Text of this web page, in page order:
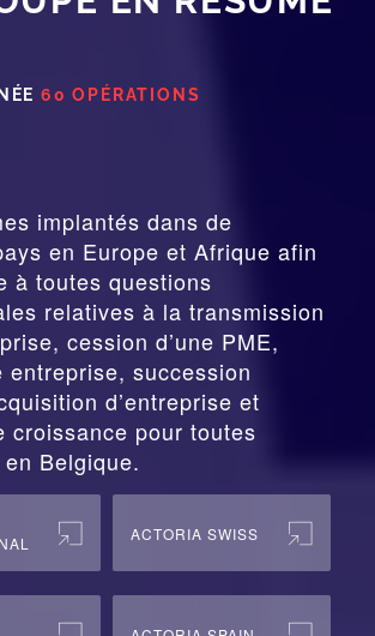
60 OPÉRATIONS
implantés dans de
en Europe et Afrique afin
à toutes questions
relatives à la transmission
cession d’une PME,
entreprise, succession
d’entreprise et
croissance pour toutes
Belgique.
ACTORIA SWISS